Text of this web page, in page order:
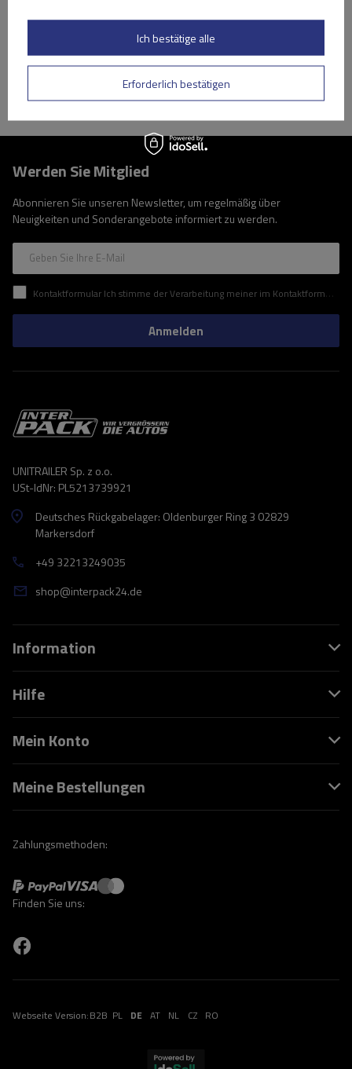
In den
Warenkorb
Werden Sie Mitglied
Abonnieren Sie unseren Newsletter, um regelmäßig über
Neuigkeiten und Sonderangebote informiert zu werden.
Geben Sie Ihre E-Mail
Kontaktformular Ich stimme der Verarbeitung meiner im Kontaktformular enthaltenen personenbezogenen Daten gemäß der Verordnung (EU) des Europäischen Parlaments und des Rates zu.
Anmelden
UNITRAILER Sp. z o.o.
USt-IdNr: PL5213739921
Deutsches Rückgabelager: Oldenburger Ring 3 02829
Markersdorf
+49 32213249035
shop@interpack24.de
Information
Hilfe
Mein Konto
Meine Bestellungen
Zahlungsmethoden:
Finden Sie uns:
Webseite Version:B2B PL DE AT NL CZ RO
Erforderlich bestätigen
Ich bestätige alle